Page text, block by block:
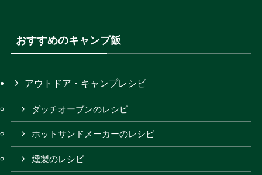
おすすめのキャンプ飯
アウトドア・キャンプレシピ
ダッチオーブンのレシピ
ホットサンドメーカーのレシピ
燻製のレシピ